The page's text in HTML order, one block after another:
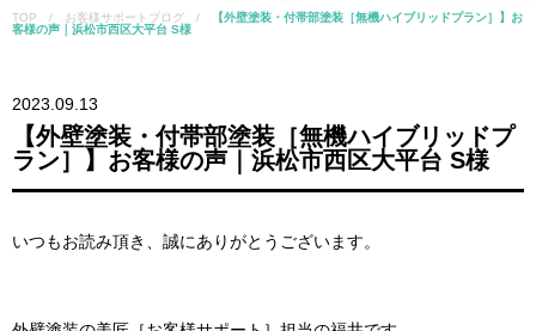
TOP / お客様サポートブログ /
【外壁塗装・付帯部塗装［無機ハイブリッドプラン］】お
客様の声｜浜松市西区大平台 S様
2023.09.13
【外壁塗装・付帯部塗装［無機ハイブリッドプ
ラン］】お客様の声｜浜松市西区大平台 S様
いつもお読み頂き、誠にありがとうございます。